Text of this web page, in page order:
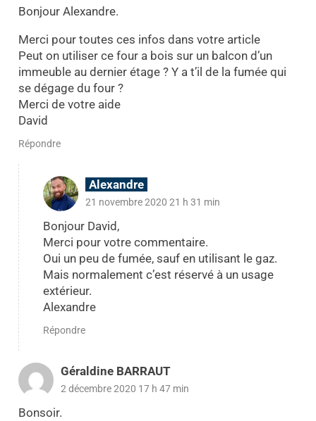
Bonjour Alexandre.
Merci pour toutes ces infos dans votre article
Peut on utiliser ce four a bois sur un balcon d’un
immeuble au dernier étage ? Y a t’il de la fumée qui
se dégage du four ?
Merci de votre aide
David
Répondre
Alexandre
21 novembre 2020 21 h 31 min
Bonjour David,
Merci pour votre commentaire.
Oui un peu de fumée, sauf en utilisant le gaz.
Mais normalement c’est réservé à un usage
extérieur.
Alexandre
Répondre
Géraldine BARRAUT
2 décembre 2020 17 h 47 min
Bonsoir.